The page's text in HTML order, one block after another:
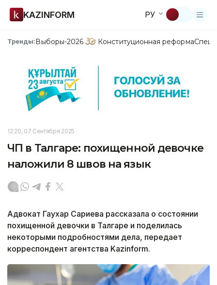
KAZINFORM РУ
Тренды:Выборы-2026 Конституционная реформа
12:20, 07 Сентября 2025
ЧП в Талгаре: похищенной девочке
наложили 8 швов на язык
Адвокат Гаухар Сариева рассказала о состоянии
похищенной девочки в Талгаре и поделилась
некоторыми подробностями дела, передает
корреспондент агентства Kazinform.